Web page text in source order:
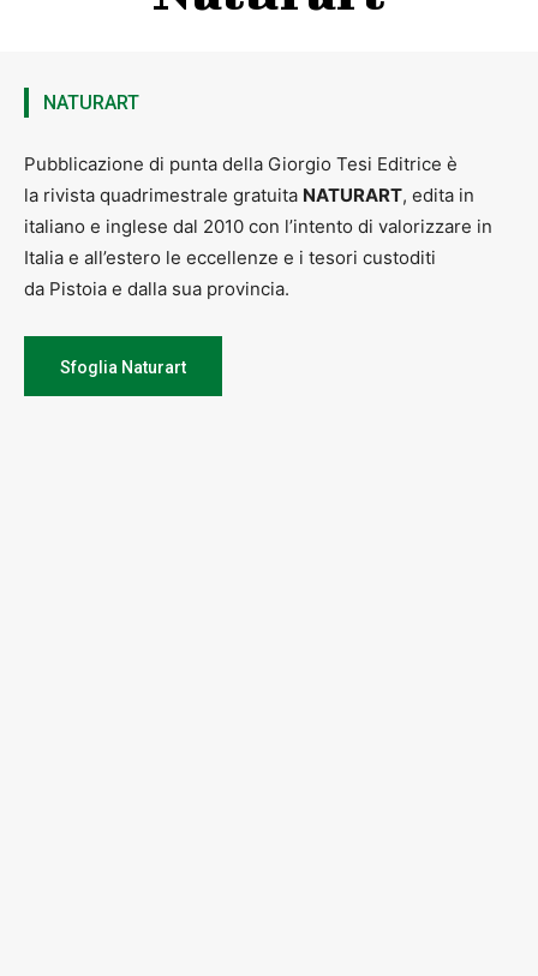
NATURART
Pubblicazione di punta della Giorgio Tesi Editrice è
la rivista quadrimestrale gratuita NATURART, edita in
italiano e inglese dal 2010 con l’intento di valorizzare in
Italia e all’estero le eccellenze e i tesori custoditi
da Pistoia e dalla sua provincia.
Sfoglia Naturart